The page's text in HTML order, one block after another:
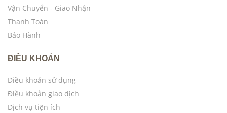
Vận Chuyển - Giao Nhận
Thanh Toán
Bảo Hành
ĐIỀU KHOẢN
Điều khoản sử dụng
Điều khoản giao dịch
Dịch vụ tiện ích